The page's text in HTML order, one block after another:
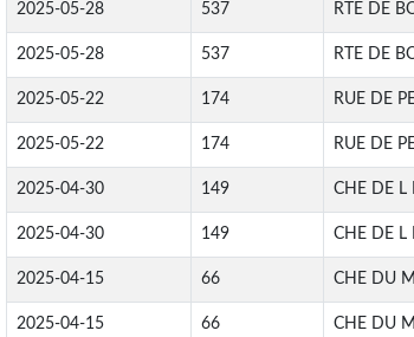
2025-05-28 537 RTE DE
2025-05-28 537 RTE DE
2025-05-22 174 RUE DE
2025-05-22 174 RUE DE
2025-04-30 149 CHE DE L
2025-04-30 149 CHE DE L
2025-04-15 66 CHE DU
2025-04-15 66 CHE DU